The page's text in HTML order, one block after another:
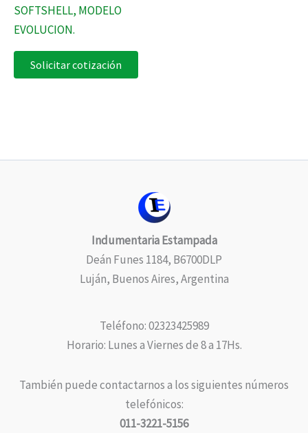
SOFTSHELL, MODELO
EVOLUCION.
Solicitar cotización
Indumentaria Estampada
Deán Funes 1184, B6700DLP
Luján, Buenos Aires, Argentina
Teléfono: 02323425989
Horario: Lunes a Viernes de 8 a 17Hs.
También puede contactarnos a los siguientes números
telefónicos:
011-3221-5156